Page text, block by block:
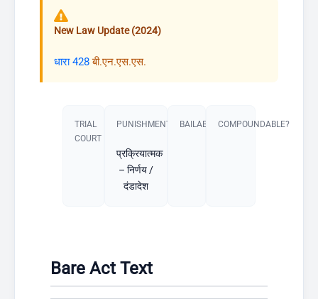
New Law Update (2024)
धारा 428बी.एन.एस.एस.
TRIAL
COURT
PUNISHMENT​
प्रक्रियात्मक
– निर्णय /
दंडादेश
BAILABLE?COMPOUNDABLE?
Bare Act Text